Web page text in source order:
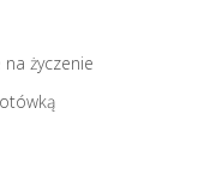
życzenie